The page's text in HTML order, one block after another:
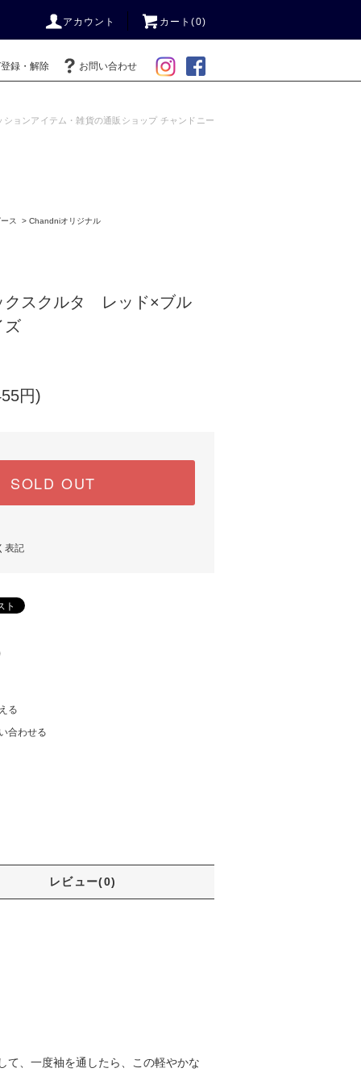
アカウント カート(0)
録・解除 お問い合わせ
ションアイテム・雑貨の通販ショップ チャンドニー
ス > Chandniオリジナル
クスクルタ レッド×ブル
ズ
円)
SOLD OUT
表記
る
合わせる
レビュー(0)
て、一度袖を通したら、この軽やかな